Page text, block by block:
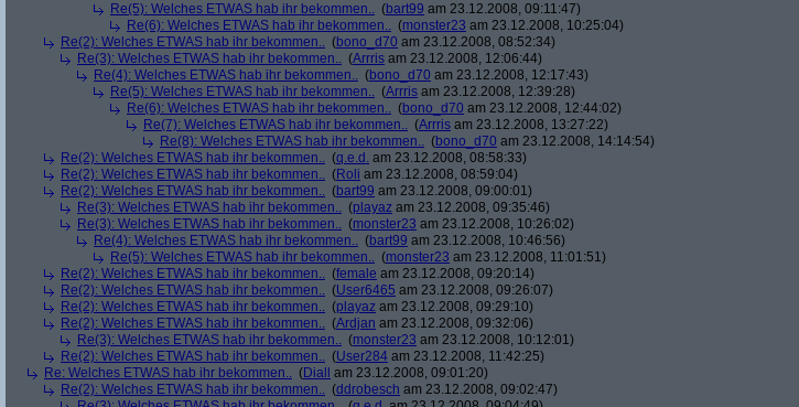
Re(5): Welches ETWAS hab ihr bekommen.. (bart99 am 23.12.2008, 09:11:47)
Re(6): Welches ETWAS hab ihr bekommen.. (monster23 am 23.12.2008, 10:25:04)
Re(2): Welches ETWAS hab ihr bekommen.. (bono_d70 am 23.12.2008, 08:52:34)
Re(3): Welches ETWAS hab ihr bekommen.. (Arrris am 23.12.2008, 12:06:44)
Re(4): Welches ETWAS hab ihr bekommen.. (bono_d70 am 23.12.2008, 12:17:43)
Re(5): Welches ETWAS hab ihr bekommen.. (Arrris am 23.12.2008, 12:39:28)
Re(6): Welches ETWAS hab ihr bekommen.. (bono_d70 am 23.12.2008, 12:44:02)
Re(7): Welches ETWAS hab ihr bekommen.. (Arrris am 23.12.2008, 13:27:22)
Re(8): Welches ETWAS hab ihr bekommen.. (bono_d70 am 23.12.2008, 14:14:54)
Re(2): Welches ETWAS hab ihr bekommen.. (q.e.d. am 23.12.2008, 08:58:33)
Re(2): Welches ETWAS hab ihr bekommen.. (Roli am 23.12.2008, 08:59:04)
Re(2): Welches ETWAS hab ihr bekommen.. (bart99 am 23.12.2008, 09:00:01)
Re(3): Welches ETWAS hab ihr bekommen.. (playaz am 23.12.2008, 09:35:46)
Re(3): Welches ETWAS hab ihr bekommen.. (monster23 am 23.12.2008, 10:26:02)
Re(4): Welches ETWAS hab ihr bekommen.. (bart99 am 23.12.2008, 10:46:56)
Re(5): Welches ETWAS hab ihr bekommen.. (monster23 am 23.12.2008, 11:01:51)
Re(2): Welches ETWAS hab ihr bekommen.. (female am 23.12.2008, 09:20:14)
Re(2): Welches ETWAS hab ihr bekommen.. (User6465 am 23.12.2008, 09:26:07)
Re(2): Welches ETWAS hab ihr bekommen.. (playaz am 23.12.2008, 09:29:10)
Re(2): Welches ETWAS hab ihr bekommen.. (Ardjan am 23.12.2008, 09:32:06)
Re(3): Welches ETWAS hab ihr bekommen.. (monster23 am 23.12.2008, 10:12:01)
Re(2): Welches ETWAS hab ihr bekommen.. (User284 am 23.12.2008, 11:42:25)
Re: Welches ETWAS hab ihr bekommen.. (Diall
am 23.12.2008, 09:01:20)
Re(2): Welches ETWAS hab ihr bekommen.. (ddrobesch am 23.12.2008, 09:02:47)